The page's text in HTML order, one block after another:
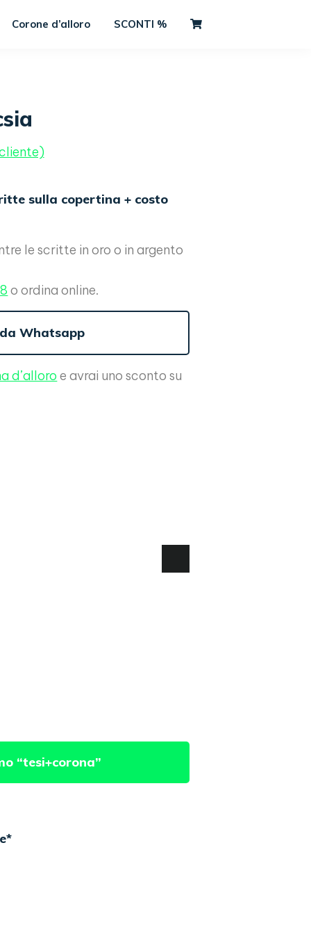
Corone d’alloro SCONTI %
sulla copertina + costo
le scritte in oro o in argento
o ordina online.
Whatsapp
d’alloro e avrai uno sconto su
“tesi+corona”
*